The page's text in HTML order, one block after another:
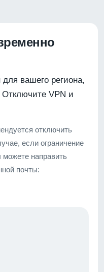
вашего региона,
VPN и
отключить
если ограничение
направить
почты: